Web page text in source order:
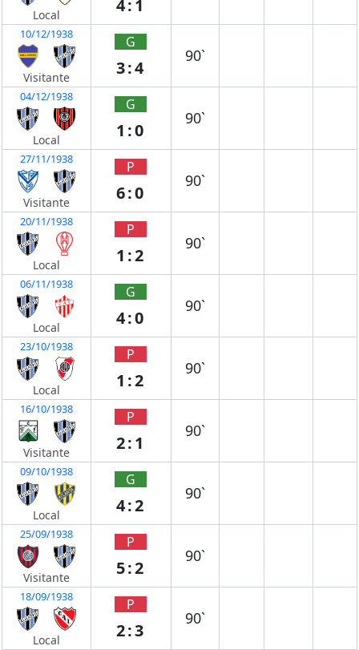
Local 4:1
10/12/1938
Visitante
G
3:4
90`
04/12/1938
Local
G
1:0
90`
27/11/1938
Visitante
P
6:0
90`
20/11/1938
Local
P
1:2
90`
06/11/1938
Local
G
4:0
90`
23/10/1938
Local
P
1:2
90`
16/10/1938
Visitante
P
2:1
90`
09/10/1938
Local
G
4:2
90`
25/09/1938
Visitante
P
5:2
90`
18/09/1938
Local
P
2:3
90`